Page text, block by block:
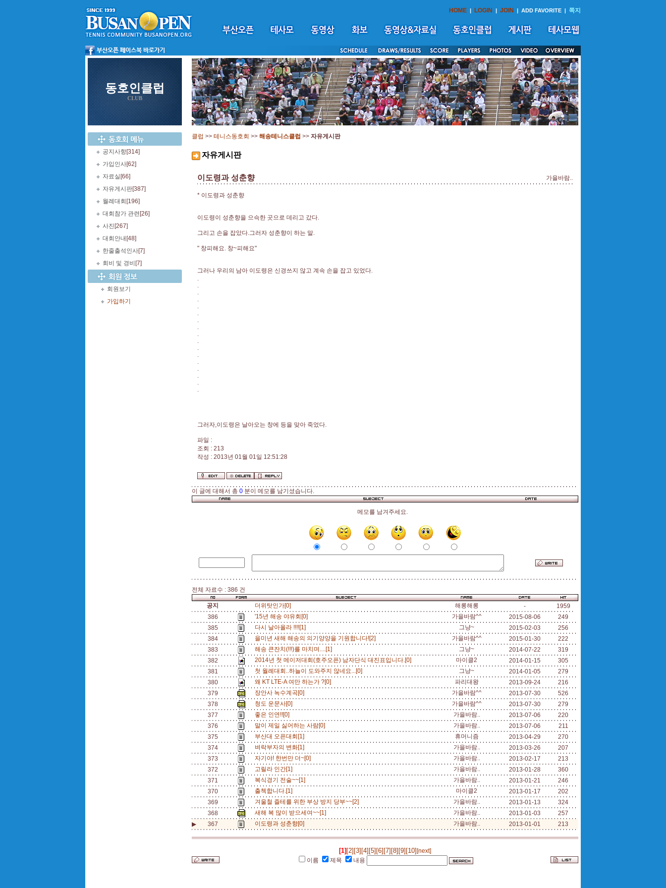
HOME | LOGIN | JOIN | ADD FAVORITE | 쪽지
동호인클럽
CLUB
공지사항[314]
가입인사[62]
자료실 [66]
자유게시판[387]
월례대회 [196]
대회참가 관련 [26]
사진 [267]
대회안내 [48]
한줄출석인사[7]
회비 및 경비 [7]
회원보기
가입하기
클럽 >> 테니스동호회 >> 해송테니스클럽 >> 자유게시판
자유게시판
이도령과 성춘향 가을바람..
* 이도령과 성춘향
이도령이 성춘향을 으슥한 곳으로 데리고 갔다.
그리고 손을 잡았다.그러자 성춘향이 하는 말.
" 창피해요. 창~피해요"
그러나 우리의 남아 이도령은 신경쓰지 않고 계속 손을 잡고 있었다.
.
.
.
.
.
.
.
.
.
.
.
.
.
.
.
.
.
그러자,이도령은 날아오는 창에 등을 맞아 죽었다.
파일 :
조회 : 213
작성 : 2013년 01월 01일 12:51:28
이 글에 대해서 총 0 분이 메모를 남기셨습니다.
메모를 남겨주세요.
전체 자료수 : 386 건
공지 더위탓인가[0] 해롱해롱 -
1959
386
'15년 해송 야유회[0] 가을바람^^ 2015-08-06
249
385
다시 날아올라 !!!![1] 그냥~ 2015-02-03
256
384
을미년 새해 해송의 의기양양을 기원합니다![2] 가을바람^^ 2015-01-30
222
383
해송 큰잔치(!!!)를 마치며....[1] 그냥~ 2014-07-22
319
382
2014년 첫 메이저대회(호주오픈) 남자단식 대진표입니다.[0] 마이클2 2014-01-15
305
381
첫 월례대회..하늘이 도와주지 않네요...[0] 그냥~ 2014-01-05
279
380
왜 KT LTE-A 여만 하는가 ?[0] 파리대왕 2013-09-24
216
379
장안사 녹수계곡[0] 가을바람^^ 2013-07-30
526
378
청도 운문사[0] 가을바람^^ 2013-07-30
279
377
좋은 인연!![0] 가을바람.. 2013-07-06
220
376
말이 제일 싫어하는 사람[0] 가을바람.. 2013-07-06
211
375
부산대 오픈대회[1] 휴머니즘 2013-04-29
270
374
벼락부자의 변화[1] 가을바람.. 2013-03-26
207
373
자기야! 한번만 더~[0] 가을바람.. 2013-02-17
213
372
고릴라 인간[1] 가을바람.. 2013-01-28
360
371
복식경기 전술~~[1] 가을바람.. 2013-01-21
246
370
출첵합니다.[1] 마이클2 2013-01-17
202
369
겨울철 즐테를 위한 부상 방지 당부~~[2] 가을바람.. 2013-01-13
324
368
새해 복 많이 받으세여~~[1] 가을바람.. 2013-01-03
257
▶
367 이도령과 성춘향[0] 가을바람.. 2013-01-01 213
[1] [2] [3] [4] [5] [6] [7] [8] [9] [10] [next]
이름
제목 내용